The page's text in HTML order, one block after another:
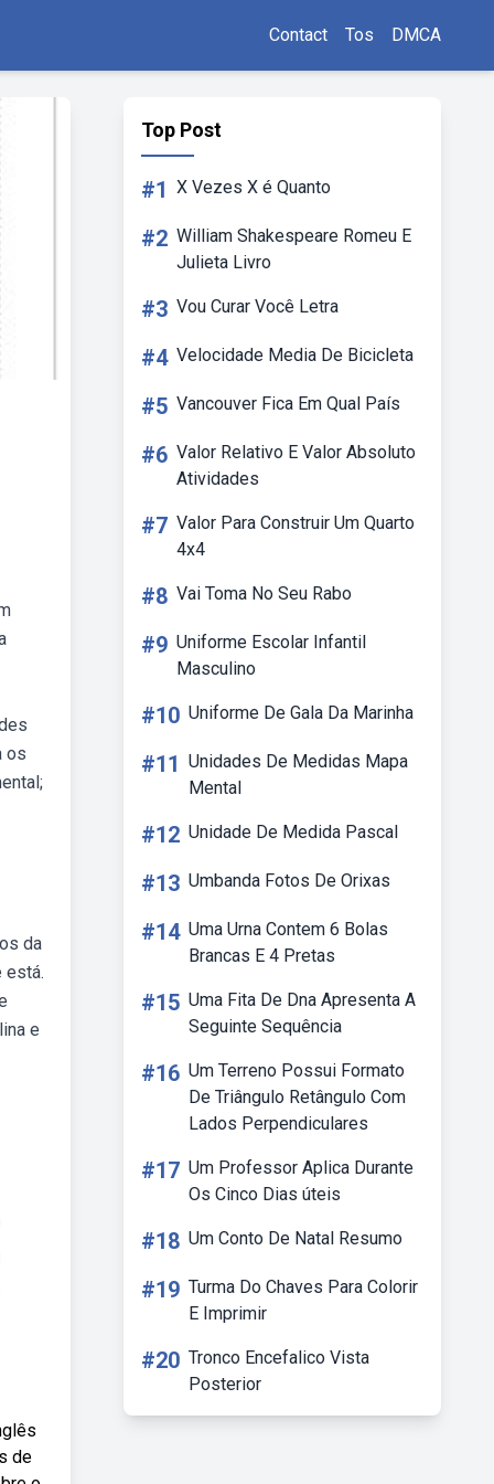
Contact Tos DMCA
os
da
está.
e
de
Top Post
#1 X Vezes X é Quanto
#2 William Shakespeare Romeu E
Julieta Livro
#3 Vou Curar Você Letra
#4 Velocidade Media De Bicicleta
#5 Vancouver Fica Em Qual País
#6 Valor Relativo E Valor Absoluto
Atividades
#7 Valor Para Construir Um Quarto
4x4
#8 Vai Toma No Seu Rabo
#9 Uniforme Escolar Infantil
Masculino
#10 Uniforme De Gala Da Marinha
#11 Unidades De Medidas Mapa
Mental
#12 Unidade De Medida Pascal
#13 Umbanda Fotos De Orixas
#14 Uma Urna Contem 6 Bolas
Brancas E 4 Pretas
#15 Uma Fita De Dna Apresenta A
Seguinte Sequência
#16 Um Terreno Possui Formato
De Triângulo Retângulo Com
Lados Perpendiculares
#17 Um Professor Aplica Durante
Os Cinco Dias úteis
#18 Um Conto De Natal Resumo
#19 Turma Do Chaves Para Colorir
E Imprimir
#20 Tronco Encefalico Vista
Posterior